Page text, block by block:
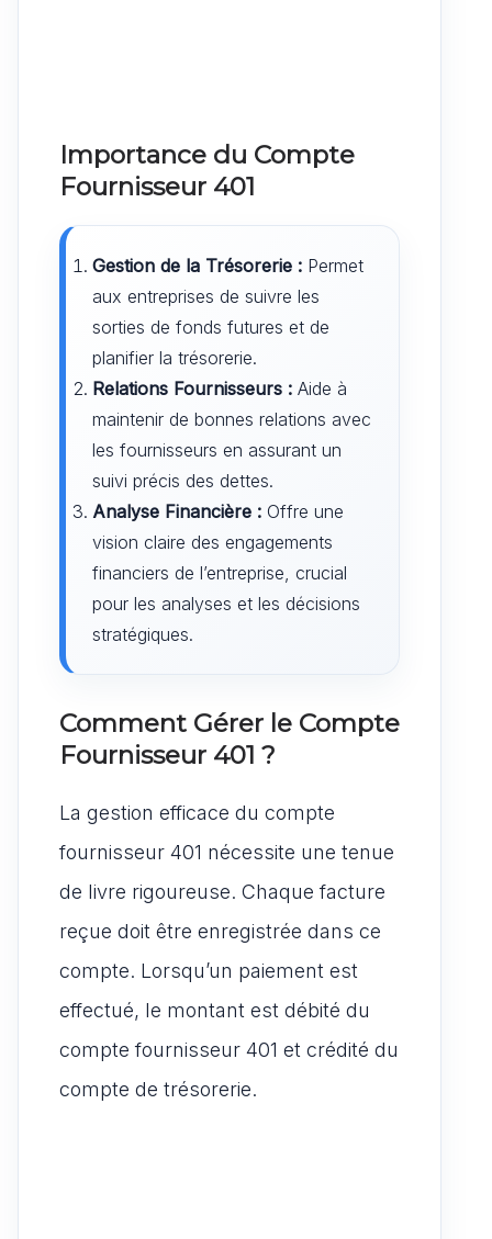
Importance du Compte
Fournisseur 401
Gestion de la Trésorerie : Permet
aux entreprises de suivre les
sorties de fonds futures et de
planifier la trésorerie.
Relations Fournisseurs : Aide à
maintenir de bonnes relations avec
les fournisseurs en assurant un
suivi précis des dettes.
Analyse Financière : Offre une
vision claire des engagements
financiers de l’entreprise, crucial
pour les analyses et les décisions
stratégiques.
Comment Gérer le Compte
Fournisseur 401 ?
La gestion efficace du compte
fournisseur 401 nécessite une tenue
de livre rigoureuse. Chaque facture
reçue doit être enregistrée dans ce
compte. Lorsqu’un paiement est
effectué, le montant est débité du
compte fournisseur 401 et crédité du
compte de trésorerie.